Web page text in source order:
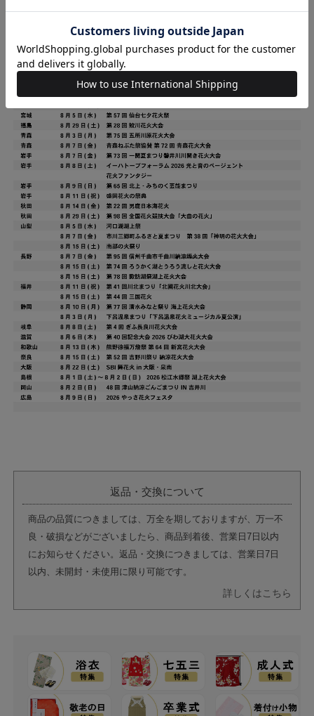
返品・交換について
商品の品質につきましては、万全を期しておりますが、万一不
良・破損などがございましたら、商品到着後、営業日7日以内
にお知らせください。返品・交換につきましては、営業日7日
以内、未開封・未使用に限り可能です。
詳しくはこちら